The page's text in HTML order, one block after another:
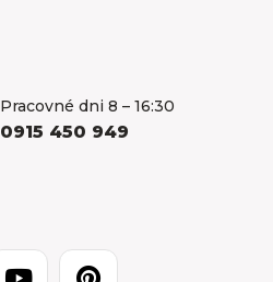
Pracovné dni 8 – 16:30
0915 450 949